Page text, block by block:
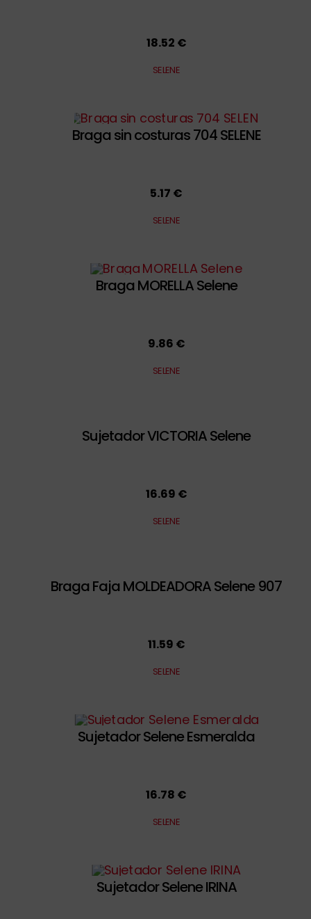
18.52 €
SELENE
Braga sin costuras 704 SELENE
5.17 €
SELENE
Braga MORELLA Selene
9.86 €
SELENE
Sujetador VICTORIA Selene
16.69 €
SELENE
Braga Faja MOLDEADORA Selene 907
11.59 €
SELENE
Sujetador Selene Esmeralda
16.78 €
SELENE
Sujetador Selene IRINA